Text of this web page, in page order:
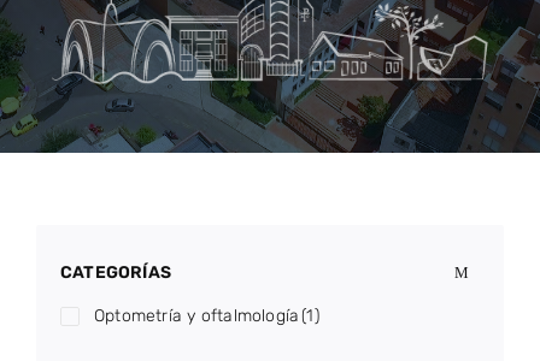
CATEGORÍAS
Optometría y oftalmología(1)